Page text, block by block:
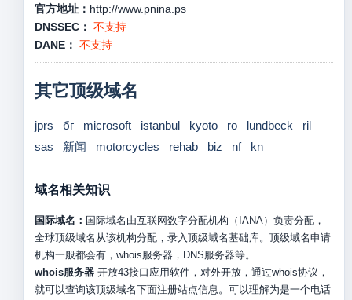
官方地址： http://www.pnina.ps
DNSSEC： 不支持
DANE： 不支持
其它顶级域名
jprs бг microsoft istanbul kyoto ro lundbeck
ril
sas
新闻 motorcycles rehab biz nf kn
域名相关知识
国际域名： 国际域名由互联网数字分配机构（IANA）负责分配，
全球顶级域名从该机构分配，录入顶级域名基础库。顶级域名申请
机构一般都会有，whois服务器，DNS服务器等。
whois服务器开放43接口应用软件，对外开放，通过whois协议，
就可以查询该顶级域名下面注册站点信息。可以理解为是一个电话